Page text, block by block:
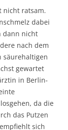
nicht ratsam.
dabei
dann nicht
nach dem
säurehaltigen
gewartet
in Berlin-
da die
das Putzen
sich